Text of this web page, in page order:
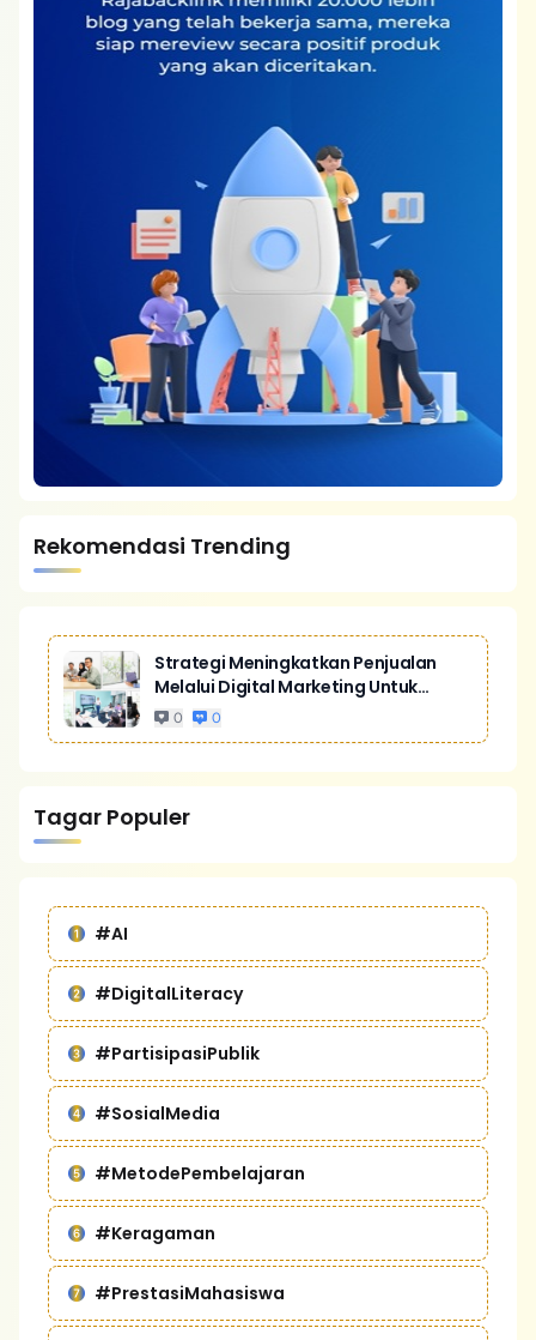
Rekomendasi Trending
Strategi Meningkatkan Penjualan
Melalui Digital Marketing Untuk
Bisnis Yang Lebih Kompetitif
0 0
Tagar Populer
#AI
#DigitalLiteracy
#PartisipasiPublik
#SosialMedia
#MetodePembelajaran
#Keragaman
#PrestasiMahasiswa